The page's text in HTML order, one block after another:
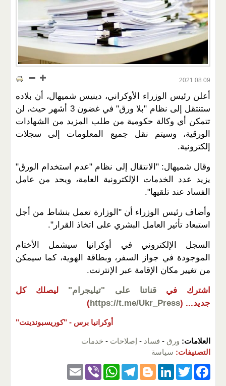
2021.08.09
أعلن رئيس الوزراء الأوكراني، دينيس شميهال، أن بلاده
ستنتقل إلى نظام "بلا ورق" في غضون 3 أشهر حيث، لن
تتمكن أي وكالة حكومية من طلب المزيد من الشهادات
الورقية، وسيتم نقل جميع المعلومات إلى سجلات
إلكترونية.
وقال شميهال: "الانتقال إلى نظام "عدم استخدام الورق"
يزيد عدد الخدمات الإلكترونية العامة، ويحد من عامل
الفساد عند تلقيها".
وأضاف رئيس الوزراء أن "الوزارة تعمل بنشاط من أجل
استبعاد تأثير العامل البشري على اتخاذ القرار".
السجل الإلكتروني في أوكرانيا سيشمل الأختام
الموجودة في جواز السفر، وبطاقة الهوية، كما سيمكن
من تغيير مكان الإقامة عبر الإنترنت.
اشترك في قناتنا على "تيليجرام"
ليصلك كل
جديد... (
https://t.me/Ukr_Press
)
أوكرانيا برس - "كوريسبوندينت"
العلامات: ورق - فساد - إصلاحات - خدمات
التصنيفات: سياسة
F
T
Li
Bl
T
W
Vi